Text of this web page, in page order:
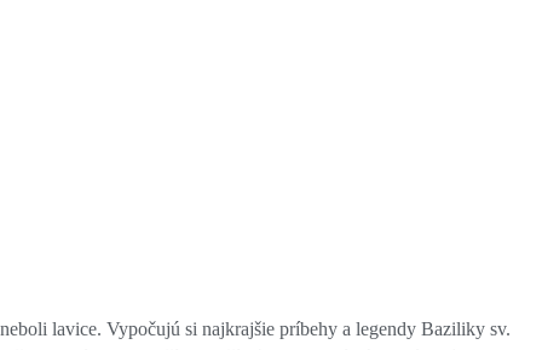
lavice. Vypočujú si najkrajšie príbehy a legendy Baziliky sv.